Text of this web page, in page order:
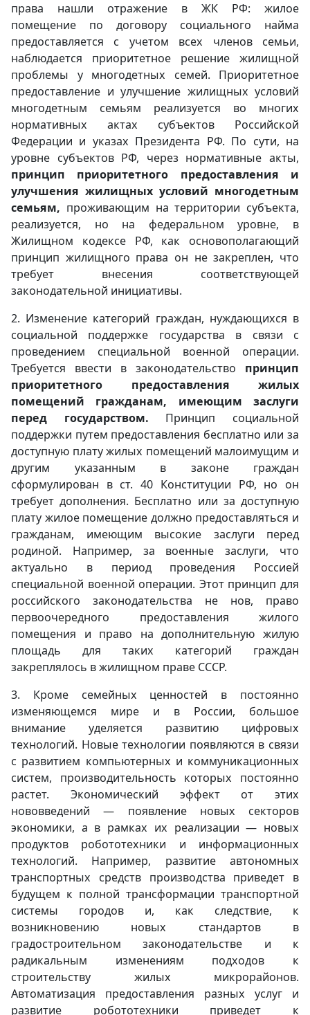
права нашли отражение в ЖК РФ: жилое
помещение по договору социального найма
предоставляется с учетом всех членов семьи,
наблюдается приоритетное решение жилищной
проблемы у многодетных семей. Приоритетное
предоставление и улучшение жилищных условий
многодетным семьям реализуется во многих
нормативных актах субъектов Российской
Федерации и указах Президента РФ. По сути, на
уровне субъектов РФ, через нормативные акты,
принцип приоритетного предоставления и
улучшения жилищных условий многодетным
семьям, проживающим на территории субъекта,
реализуется, но на федеральном уровне, в
Жилищном кодексе РФ, как основополагающий
принцип жилищного права он не закреплен, что
требует внесения соответствующей
законодательной инициативы.
2. Изменение категорий граждан, нуждающихся в
социальной поддержке государства в связи с
проведением специальной военной операции.
Требуется ввести в законодательство принцип
приоритетного предоставления жилых
помещений гражданам, имеющим заслуги
перед государством. Принцип социальной
поддержки путем предоставления бесплатно или за
доступную плату жилых помещений малоимущим и
другим указанным в законе граждан
сформулирован в ст. 40 Конституции РФ, но он
требует дополнения. Бесплатно или за доступную
плату жилое помещение должно предоставляться и
гражданам, имеющим высокие заслуги перед
родиной. Например, за военные заслуги, что
актуально в период проведения Россией
специальной военной операции. Этот принцип для
российского законодательства не нов, право
первоочередного предоставления жилого
помещения и право на дополнительную жилую
площадь для таких категорий граждан
закреплялось в жилищном праве СССР.
3. Кроме семейных ценностей в постоянно
изменяющемся мире и в России, большое
внимание уделяется развитию цифровых
технологий. Новые технологии появляются в связи
с развитием компьютерных и коммуникационных
систем, производительность которых постоянно
растет. Экономический эффект от этих
нововведений — появление новых секторов
экономики, а в рамках их реализации — новых
продуктов робототехники и информационных
технологий. Например, развитие автономных
транспортных средств производства приведет в
будущем к полной трансформации транспортной
системы городов и, как следствие, к
возникновению новых стандартов в
градостроительном законодательстве и к
радикальным изменениям подходов к
строительству жилых микрорайонов.
Автоматизация предоставления разных услуг и
развитие робототехники приведет к